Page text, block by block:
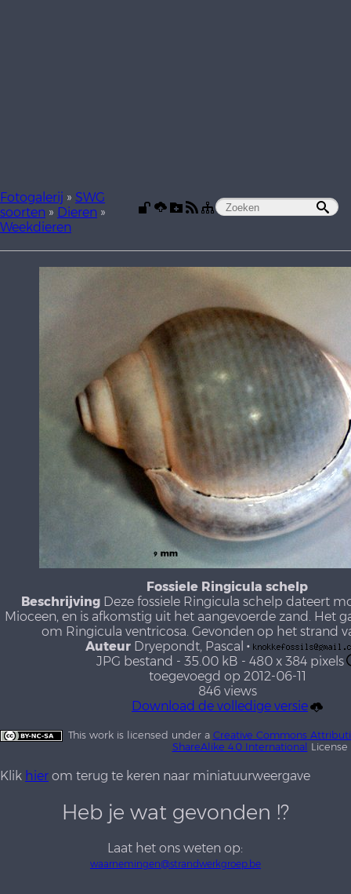
Fotogalerij » SWG
soorten » Dieren »
Weekdieren
Fossiele Ringicula schelp
Beschrijving Deze fossiele Ringicula schelp dateert
Mioceen, en is afkomstig uit het aangevoerde zand. Het
om Ringicula ventricosa. Gevonden op het strand
Auteur Dryepondt, Pascal ·
JPG bestand - 35.00 kB - 480 x 384 pixels
toegevoegd op 2012-06-11
846 views
Download de volledige versie
This work is licensed under a Creative Commons
ShareAlike 4.0 International License
Klik hier om terug te keren naar miniatuurweergave
Heb je wat gevonden !?
Laat het ons weten op:
waarnemingen@strandwerkgroep.be